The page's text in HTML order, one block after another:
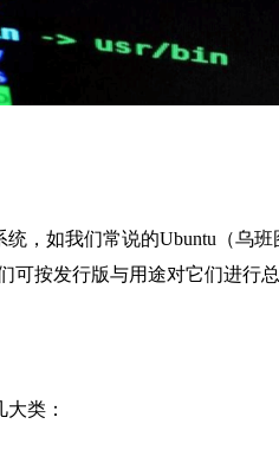
，如我们常说的Ubuntu（乌班
按发行版与用途对它们进行总
类：